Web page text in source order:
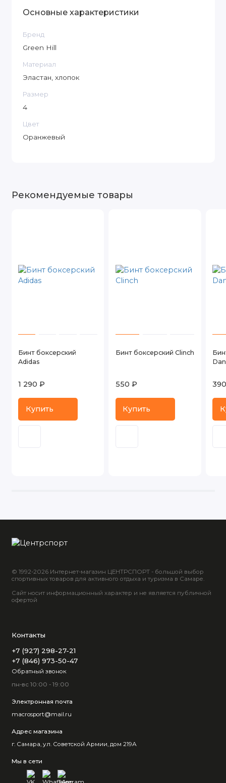
Основные характеристики
Бренд
Green Hill
Материал
Эластан, хлопок
Размер
4
Цвет
Оранжевый
Рекомендуемые товары
Бинт боксерский
Adidas
1 290 ₽
Купить
Бинт боксерский Clinch
550 ₽
Купить
© 1992-2026 Интернет-магазин ЦЕНТРСПОРТ - большой выбор
спортивных товаров для активного отдыха и туризма в Самаре.
Сайт носит информационный характер и не является публичной
офертой
Контакты
+7 (927) 298-27-21
+7 (846) 973-50-47
Обратный звонок
пн-вс 10:00 - 19:00
Электронная почта
macrosport@mail.ru
Адрес магазина
г. Самара, ул. Советской Армии, дом 219А
Мы в сети